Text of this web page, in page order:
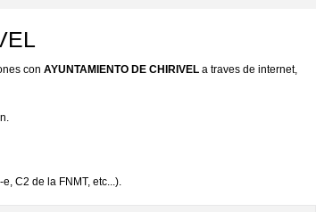
con AYUNTAMIENTO DE CHIRIVEL a traves de internet,
C2 de la FNMT, etc...).